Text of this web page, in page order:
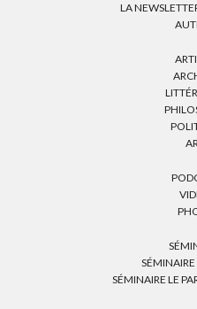
LA
SÉMINAIRE LE